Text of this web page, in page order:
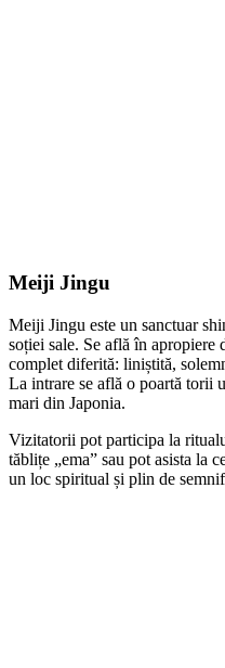
Meiji Jingu
Meiji Jingu este un sanctuar
soției sale. Se află în apropiere
complet diferită: liniștită,
La intrare se află o poartă torii
mari din Japonia.
Vizitatorii pot participa la
tăblițe „ema” sau pot asista la
un loc spiritual și plin de